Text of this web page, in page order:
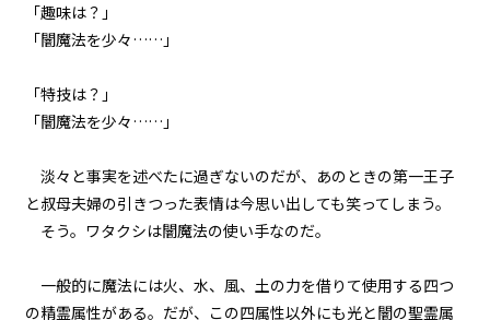
episode9
幕間狂言：正ヒロイン、我が世の
episode10
「趣味は？」
「闇魔法を少々……」
「特技は？」
「闇魔法を少々……」
淡々と事実を述べたに過ぎないのだが、あのときの第一王子
と叔母夫婦の引きつった表情は今思い出しても笑ってしまう。
そう。ワタクシは闇魔法の使い手なのだ。
一般的に魔法には火、水、風、土の力を借りて使用する四つ
の精霊属性がある。だが、この四属性以外にも光と闇の聖霊属